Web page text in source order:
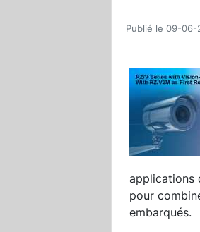
Publié le 09-06-
applications
pour
embarqués.